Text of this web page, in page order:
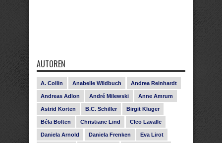
AUTOREN
A. Collin Anabelle Wildbuch Andrea Reinhardt
Andreas Adlon André Milewski Anne Amrum
Astrid Korten B.C. Schiller Birgit Kluger
Béla Bolten Christiane Lind Cleo Lavalle
Daniela Arnold Daniela Frenken Eva Lirot